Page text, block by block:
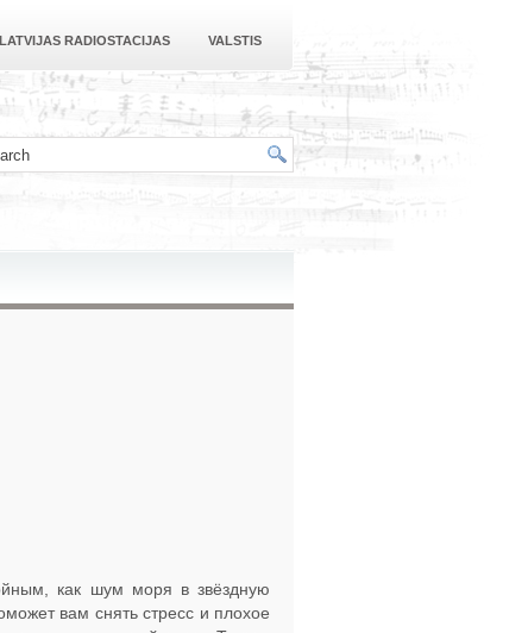
LATVIJAS RADIOSTACIJAS VALSTIS
как шум моря в звёздную
вам снять стресс и плохое